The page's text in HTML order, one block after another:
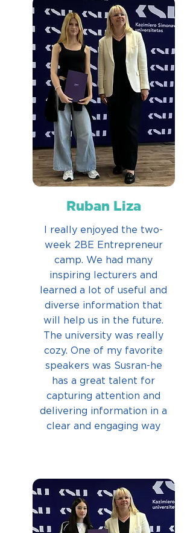
Ruban Liza
I really enjoyed the two-
week 2BE Entrepreneur
camp. We had many
inspiring lecturers and
learned a lot of useful and
diverse information that
will help us in the future.
The university was really
cozy. One of my favorite
speakers was Susran-he
has a great talent for
capturing attention and
delivering information in a
clear and engaging way